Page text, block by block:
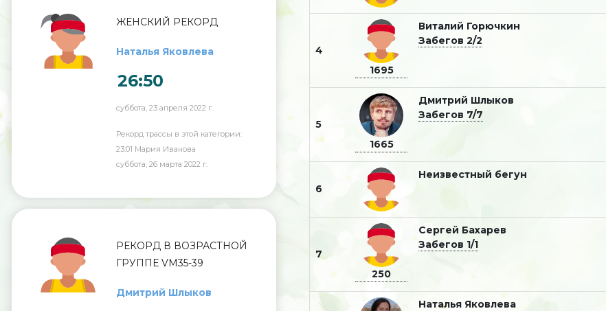
ЖЕНСКИЙ РЕКОРД
Наталья Яковлева
26:50
суббота, 23 апреля 2022 г.
Рекорд трассы в этой категории:
23:01 Мария Иванова
суббота, 26 марта 2022 г.
РЕКОРД В ВОЗРАСТНОЙ
ГРУППЕ VM35-39
Дмитрий Шлыков
4
1695
Виталий Горючкин
Забегов 2/2
5
1665
Дмитрий Шлыков
Забегов 7/7
6
Неизвестный бегун
7
250
Сергей Бахарев
Забегов 1/1
Наталья Яковлева